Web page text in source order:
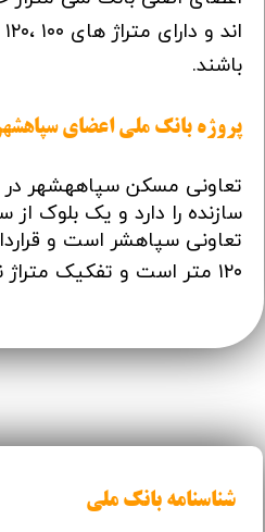
باشند.
پروژه بانک ملی اعضای
تعاونی مسکن سپاههشهر در
سازنده را دارد و یک بلوک
تعاونی سپاهشر است
۱۲۰ متر است و تفکیک متراژ نشده است
شناسنامه بانک ملی